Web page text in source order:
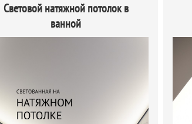
Световой натяжной потолок в
ванной